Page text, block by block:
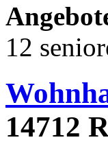
12
14712